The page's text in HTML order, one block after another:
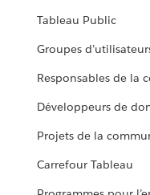
Tableau Public
Groupes
Responsables de la
Développeurs de
Projets de la
Carrefour Tableau